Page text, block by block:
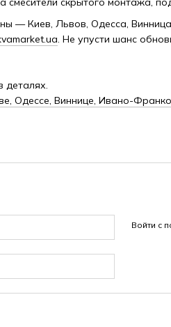
— Киев, Львов, Одесса,
. Не упусти шанс
деталях.
Одессе, Виннице, Ивано-
Войти с